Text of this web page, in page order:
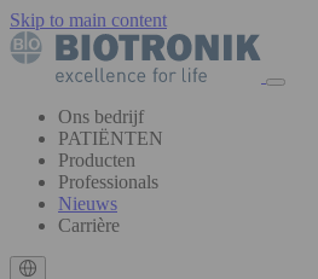
Skip to main content
Ons bedrijf
PATIËNTEN
Producten
Professionals
Nieuws
Carrière